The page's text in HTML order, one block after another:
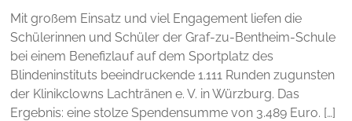
Mit großem Einsatz und viel Engagement liefen die
Schülerinnen und Schüler der Graf-zu-Bentheim-Schule
bei einem Benefizlauf auf dem Sportplatz des
Blindeninstituts beeindruckende 1.111 Runden zugunsten
der Klinikclowns Lachtränen e. V. in Würzburg. Das
Ergebnis: eine stolze Spendensumme von 3.489 Euro. […]